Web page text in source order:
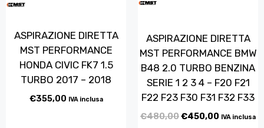
ASPIRAZIONE DIRETTA
MST PERFORMANCE
HONDA CIVIC FK7 1.5
TURBO 2017 – 2018
€355,00 IVA inclusa
ASPIRAZIONE DIRETTA
MST PERFORMANCE BMW
B48 2.0 TURBO BENZINA
SERIE 1 2 3 4 – F20 F21
F22 F23 F30 F31 F32 F33
€480,00€450,00 IVA inclusa